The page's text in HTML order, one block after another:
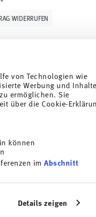
von Technologien wie
Werbung und
ermöglichen. Sie
über die Cookie-
können
im Abschnitt
unserer Website an
möglicherweise
Details zeigen
WIDERRUFEN
Cookie-Einwilligung ändern
Rabattaktionen ist nicht